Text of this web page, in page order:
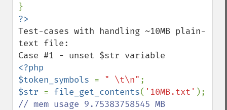
Test-cases with handling ~10MB plain-
text file:
<?php
$token_symbols = " \t\n"
$str = file_get_contents( '10MB.txt'
// mem usage 9.75383758545 MB